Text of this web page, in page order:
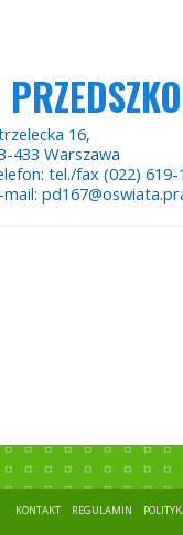
16,
433 Warszawa
tel./fax (022) 619-
KONTAKT REGULAMIN